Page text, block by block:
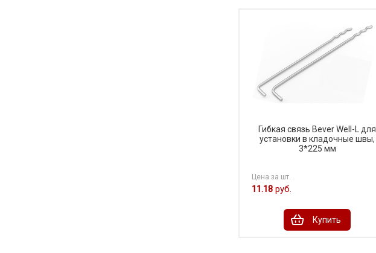
Гибкая связь Bever Well-L для
установки в кладочные швы,
3*225 мм
Цена за шт.
11.18руб.
Купить